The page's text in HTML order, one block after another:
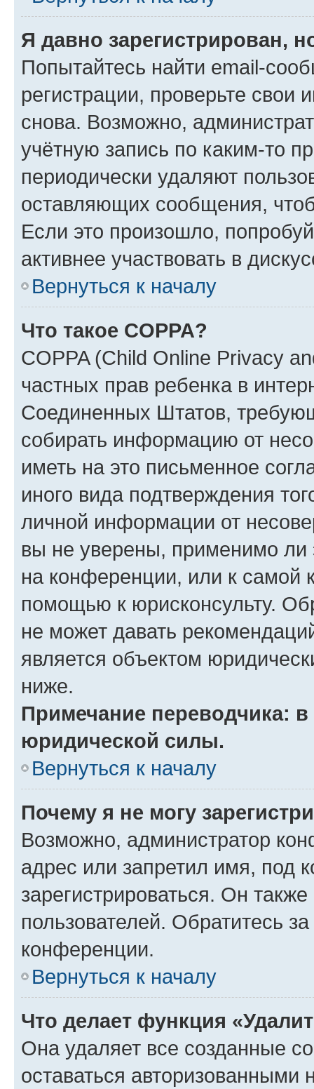
Я давно зарегистрирован,
Попытайтесь найти email-
регистрации, проверьте свои
снова. Возможно,
учётную запись по каким-то
периодически удаляют
оставляющих сообщения,
Если это произошло,
активнее участвовать в
Вернуться к началу
Что такое COPPA?
COPPA (Child Online Privacy
частных прав ребенка в
Соединенных Штатов,
собирать информацию от
иметь на это письменное
иного вида подтверждения
личной информации от
вы не уверены, применимо ли
на конференции, или к самой
помощью к юрисконсульту.
не может давать
является объектом
ниже.
Примечание переводчика:
юридической силы.
Вернуться к началу
Почему я не могу
Возможно, администратор
адрес или запретил имя, под
зарегистрироваться. Он
пользователей. Обратитесь
конференции.
Вернуться к началу
Что делает функция
Она удаляет все созданные
оставаться авторизованными